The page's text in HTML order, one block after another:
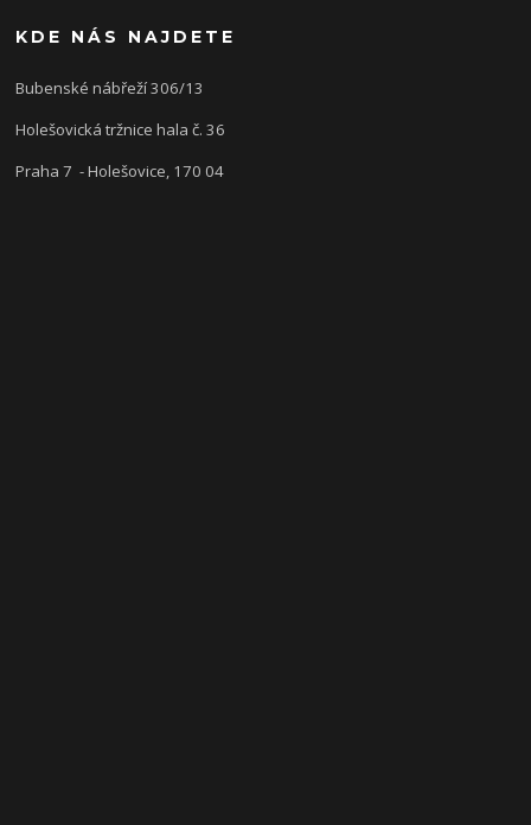
KDE NÁS NAJDETE
Bubenské nábřeží 306/13
Holešovická tržnice hala č. 36
Praha 7 - Holešovice, 170 04